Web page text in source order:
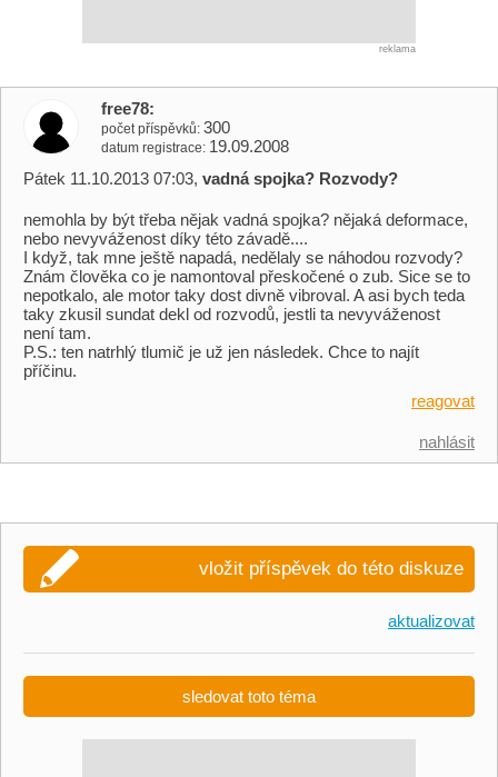
reklama
free78
počet příspěvků 300
datum registrace 19.09.2008
Pátek 11.10.2013 07:03, vadná spojka? Rozvody?
nemohla by být třeba nějak vadná spojka? nějaká deformace,
nebo nevyváženost díky této závadě....
I když, tak mne ještě napadá, nedělaly se náhodou rozvody?
Znám člověka co je namontoval přeskočené o zub. Sice se to
nepotkalo, ale motor taky dost divně vibroval. A asi bych teda
taky zkusil sundat dekl od rozvodů, jestli ta nevyváženost
není tam.
P.S.: ten natrhlý tlumič je už jen následek. Chce to najít
příčinu.
reagovat
nahlásit
vložit příspěvek do této diskuze
aktualizovat
sledovat toto téma